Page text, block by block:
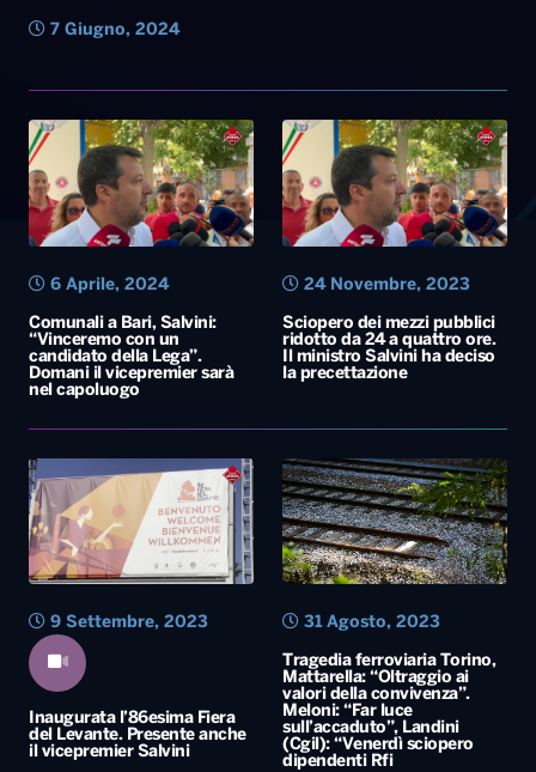
7 Giugno, 2024
Comunali a Bari, Salvini:
“Vinceremo con un
candidato della Lega”.
Domani il vicepremier sarà
nel capoluogo
6 Aprile, 2024
Sciopero dei mezzi pubblici
ridotto da 24 a quattro ore.
Il ministro Salvini ha deciso
la precettazione
24 Novembre, 2023
Inaugurata l’86esima Fiera
del Levante. Presente anche
il vicepremier Salvini
9 Settembre, 2023
Tragedia ferroviaria Torino,
Mattarella: “Oltraggio ai
valori della convivenza”.
Meloni: “Far luce
sull’accaduto”, Landini
(Cgil): “Venerdì sciopero
dipendenti Rfi
31 Agosto, 2023